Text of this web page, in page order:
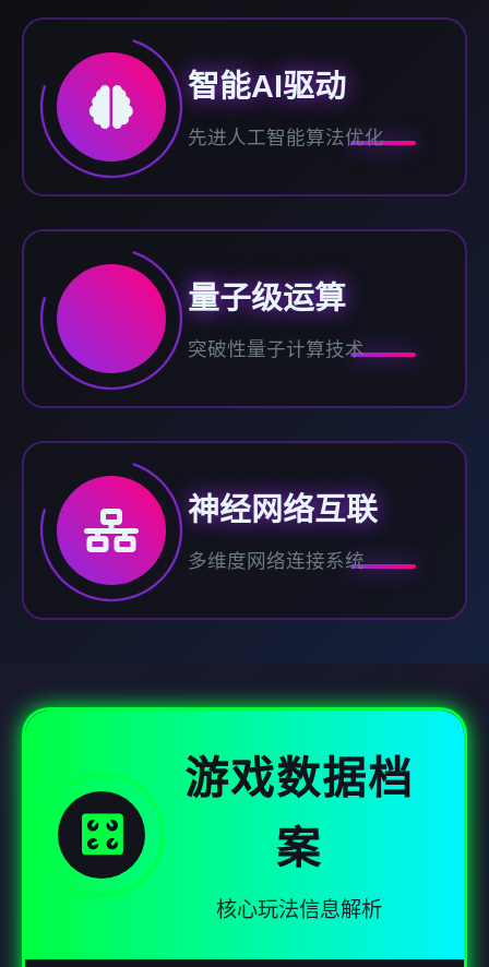
智能AI驱动
先进人工智能算法优化
量子级运算
突破性量子计算技术
神经网络互联
多维度网络连接系统
🎛️
游戏数据档
案
核心玩法信息解析